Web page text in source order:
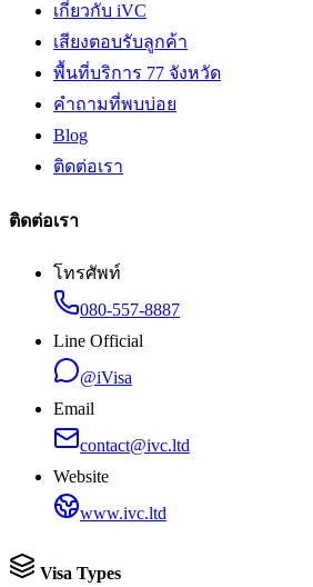
เกี่ยวกับ iVC
เสียงตอบรับลูกค้า
พื้นที่บริการ 77 จังหวัด
คำถามที่พบบ่อย
Blog
ติดต่อเรา
ติดต่อเรา
โทรศัพท์
080-557-8887
Line Official
@iVisa
Email
contact@ivc.ltd
Website
www.ivc.ltd
Visa Types